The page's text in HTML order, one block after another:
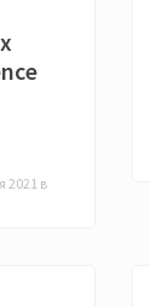
2021 в